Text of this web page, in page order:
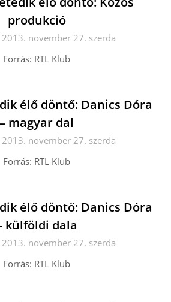
produkció
november 27. szerda
Forrás: RTL Klub
élő döntő: Danics Dóra
– magyar dal
november 27. szerda
Forrás: RTL Klub
élő döntő: Danics Dóra
külföldi dala
november 27. szerda
Forrás: RTL Klub